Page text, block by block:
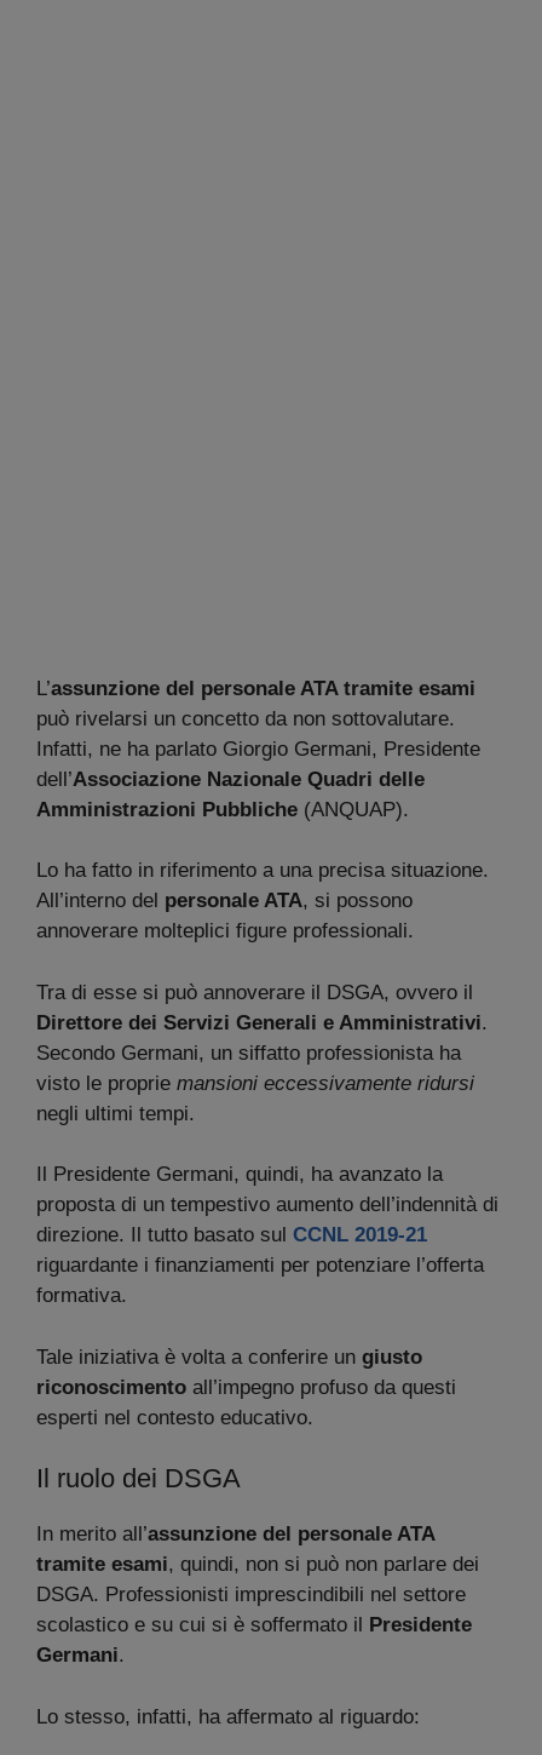
L’assunzione del personale ATA tramite esami
può rivelarsi un concetto da non sottovalutare.
Infatti, ne ha parlato Giorgio Germani, Presidente
dell’Associazione Nazionale Quadri delle
Amministrazioni Pubbliche (ANQUAP).
Lo ha fatto in riferimento a una precisa situazione.
All’interno del personale ATA, si possono
annoverare molteplici figure professionali.
Tra di esse si può annoverare il DSGA, ovvero il
Direttore dei Servizi Generali e Amministrativi.
Secondo Germani, un siffatto professionista ha
visto le proprie mansioni eccessivamente ridursi
negli ultimi tempi.
Il Presidente Germani, quindi, ha avanzato la
proposta di un tempestivo aumento dell’indennità di
direzione. Il tutto basato sul CCNL 2019-21
riguardante i finanziamenti per potenziare l’offerta
formativa.
Tale iniziativa è volta a conferire un giusto
riconoscimento all’impegno profuso da questi
esperti nel contesto educativo.
Il ruolo dei DSGA
In merito all’assunzione del personale ATA
tramite esami, quindi, non si può non parlare dei
DSGA. Professionisti imprescindibili nel settore
scolastico e su cui si è soffermato il
Presidente
Germani.
Lo stesso, infatti, ha affermato al riguardo: